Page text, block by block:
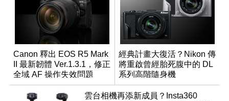
Canon 釋出 EOS R5 Mark
II 最新韌體 Ver.1.3.1，修正
全域 AF 操作失效問題
經典計畫大復活？Nikon 傳
將重啟曾經胎死腹中的 DL
系列高階隨身機
雲台相機再添新成員？Insta360